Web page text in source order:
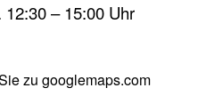
– 15:00 Uhr
zu googlemaps.com